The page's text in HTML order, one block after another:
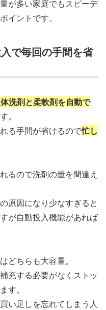
が多い家庭でもスピーデ
イントです。
で毎回の手間を省
洗剤と柔軟剤を自動で
。
る手間が省けるので忙し
るので洗剤の量を間違え
原因になり少なすぎると
が自動投入機能があれば
どちらも大容量。
充する必要がなくストッ
す。
い足しを忘れてしまう人